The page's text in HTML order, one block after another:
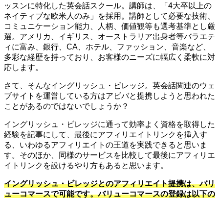
ッスンに特化した英会話スクール。講師は、「4大卒以上の
ネイティブな欧米人のみ」を採用。講師として必要な技術、
コミュニケーション能力、人柄、価値観等も選考基準とし厳
選。アメリカ、イギリス、オーストラリア出身者等バラエテ
ィに富み、銀行、CA、ホテル、ファッション、音楽など、
多彩な経歴を持っており、お客様のニーズに幅広く柔軟に対
応します。
さて、そんなイングリッシュ・ビレッジ。英会話関連のウェ
ブサイトを運営している方はアビバと提携しようと思われた
ことがあるのではないでしょうか？
イングリッシュ・ビレッジに通って効率よく資格を取得した
経験を記事にして、最後にアフィリエイトリンクを挿入す
る、いわゆるアフィリエイトの王道を実践できると思いま
す。そのほか、同様のサービスを比較して最後にアフィリエ
イトリンクを設けるやり方もあると思います。
イングリッシュ・ビレッジとのアフィリエイト提携は、バリ
ューコマースで可能です。バリューコマースの登録は以下の